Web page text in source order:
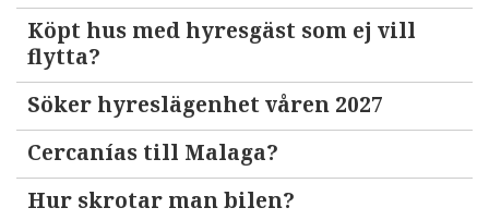
Köpt hus med hyresgäst som ej vill
flytta?
Söker hyreslägenhet våren 2027
Cercanías till Malaga?
Hur skrotar man bilen?